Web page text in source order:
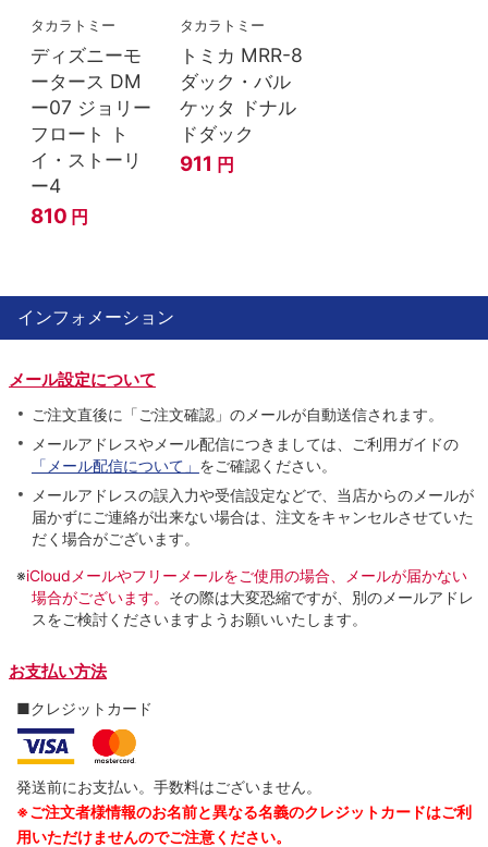
タカラトミー
ディズニーモ
ータース DM
ー07 ジョリー
フロート ト
イ・ストーリ
ー4
810 円
タカラトミー
トミカ MRR-8
ダック・バル
ケッタ ドナル
ドダック
911 円
インフォメーション
メール設定について
ご注文直後に「ご注文確認」のメールが自動送信されます。
メールアドレスやメール配信につきましては、ご利用ガイドの
「メール配信について」 をご確認ください。
メールアドレスの誤入力や受信設定などで、当店からのメールが
届かずにご連絡が出来ない場合は、注文をキャンセルさせていた
だく場合がございます。
※iCloudメールやフリーメールをご使用の場合、メールが届かない
場合がございます。 その際は大変恐縮ですが、別のメールアドレ
スをご検討くださいますようお願いいたします。
お支払い方法
■クレジットカード
発送前にお支払い。手数料はございません。
※ご注文者様情報のお名前と異なる名義のクレジットカードはご利
用いただけませんのでご注意ください。